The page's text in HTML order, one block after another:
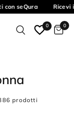
seQura Ricevi
0 0
prodotti